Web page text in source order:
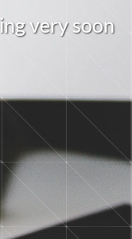
ingvery soon